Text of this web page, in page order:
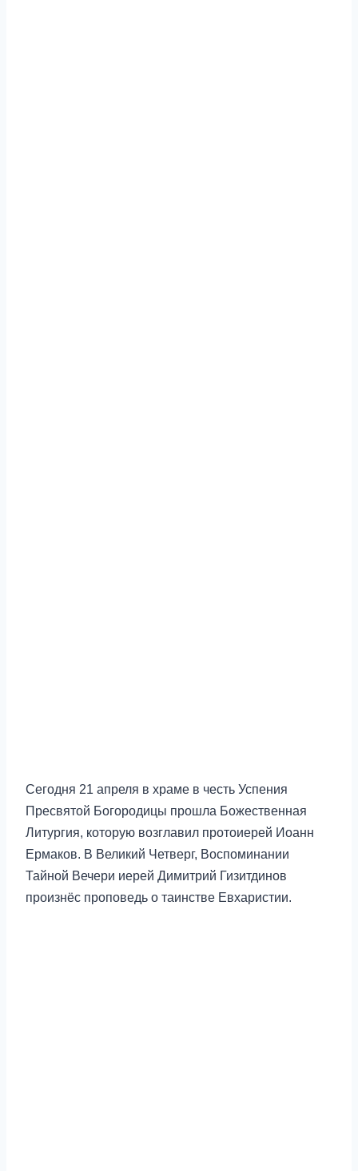
Сегодня 21 апреля в храме в честь Успения
Пресвятой Богородицы прошла Божественная
Литургия, которую возглавил протоиерей Иоанн
Ермаков. В Великий Четверг, Воспоминании
Тайной Вечери иерей Димитрий Гизитдинов
произнёс проповедь о таинстве Евхаристии.